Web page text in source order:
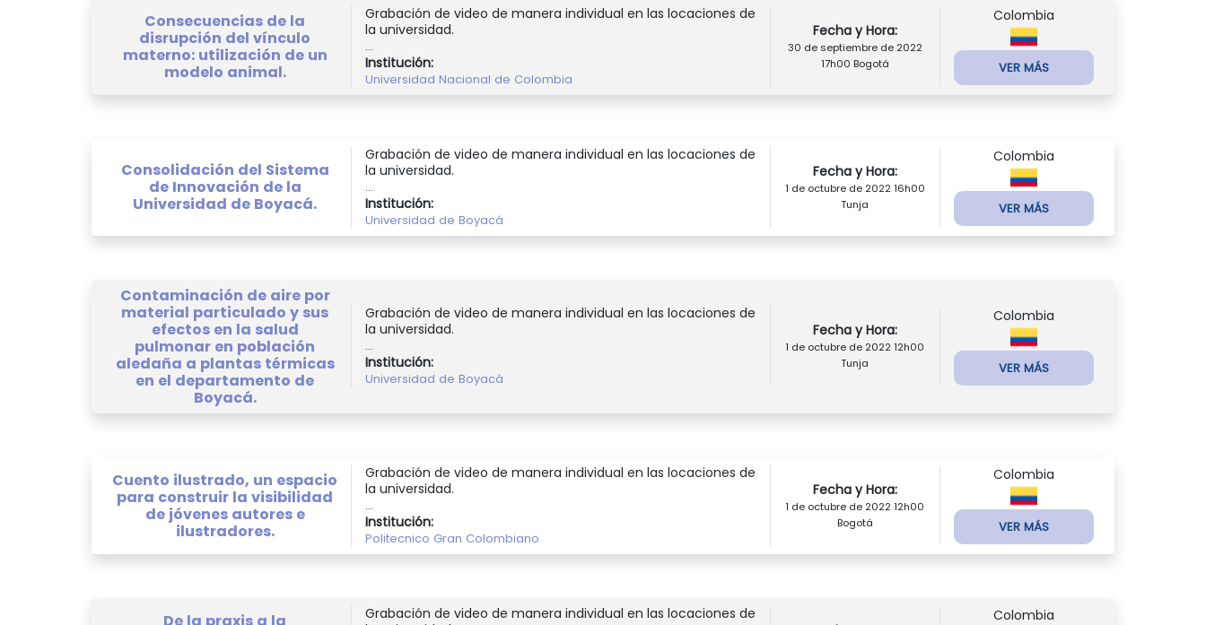
Consecuencias de la
disrupción del vínculo
materno: utilización de un
modelo animal.
Grabación de video de manera individual en las locaciones de
la universidad.
...
Institución:
Universidad Nacional de Colombia
Fecha y Hora:
30 de septiembre de 2022
17h00 Bogotá
Colombia
VER MÁS
Consolidación del Sistema
de Innovación de la
Universidad de Boyacá.
Grabación de video de manera individual en las locaciones de
la universidad.
...
Institución:
Universidad de Boyacá
Fecha y Hora:
1 de octubre de 2022 16h00
Tunja
Colombia
VER MÁS
Contaminación de aire por
material particulado y sus
efectos en la salud
pulmonar en población
aledaña a plantas térmicas
en el departamento de
Boyacá.
Grabación de video de manera individual en las locaciones de
la universidad.
...
Institución:
Universidad de Boyacá
Fecha y Hora:
1 de octubre de 2022 12h00
Tunja
Colombia
VER MÁS
Cuento ilustrado, un espacio
para construir la visibilidad
de jóvenes autores e
ilustradores.
Grabación de video de manera individual en las locaciones de
la universidad.
...
Institución:
Politecnico Gran Colombiano
Fecha y Hora:
1 de octubre de 2022 12h00
Bogotá
Colombia
VER MÁS
Grabación de video de manera individual en las locaciones de
Colombia